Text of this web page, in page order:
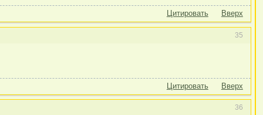
Цитировать Вверх
35
Цитировать Вверх
36